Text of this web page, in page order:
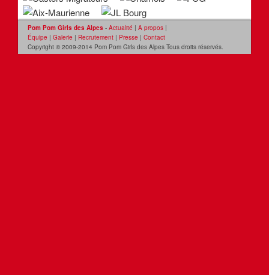
Pom Pom Girls des Alpes - Actualité | A propos |
Équipe | Galerie | Recrutement | Presse | Contact
Copyright © 2009-2014 Pom Pom Girls des Alpes Tous droits réservés.